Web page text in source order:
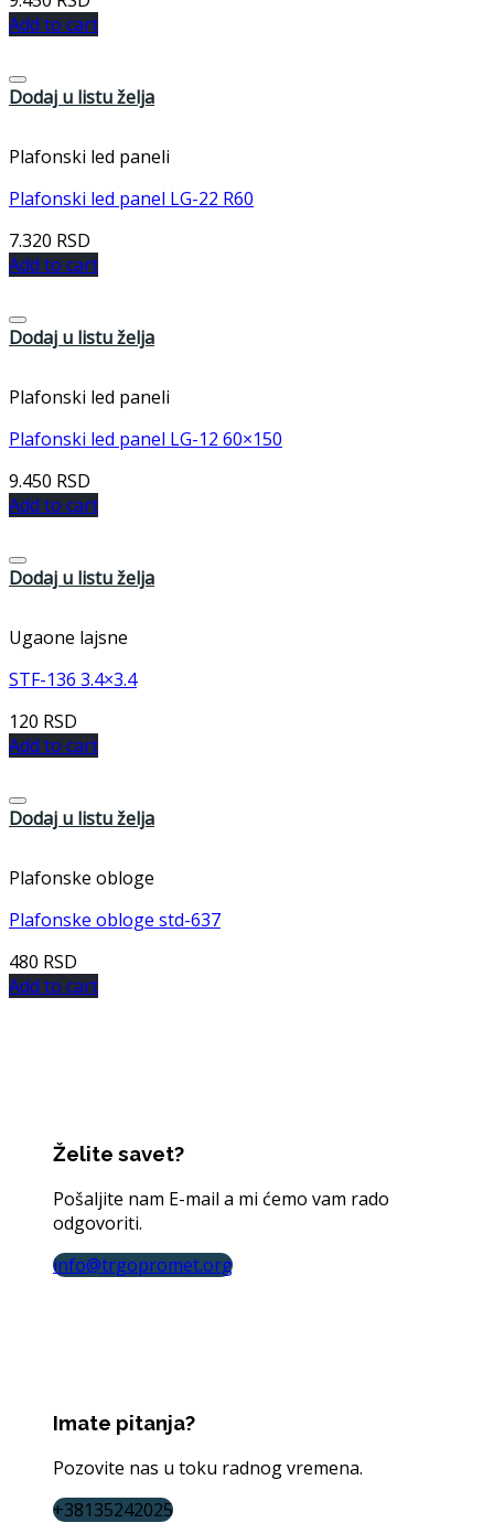
Add to cart
Dodaj u listu želja
Plafonski led paneli
Plafonski led panel LG-22 R60
7.320 RSD
Add to cart
Dodaj u listu želja
Plafonski led paneli
Plafonski led panel LG-12 60×150
9.450 RSD
Add to cart
Dodaj u listu želja
Ugaone lajsne
STF-136 3.4×3.4
120 RSD
Add to cart
Dodaj u listu želja
Plafonske obloge
Plafonske obloge std-637
480 RSD
Add to cart
Želite savet?
Pošaljite nam E-mail a mi ćemo vam rado
odgovoriti.
info@trgopromet.org
Imate pitanja?
Pozovite nas u toku radnog vremena.
+38135242025